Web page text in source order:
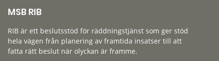
MSB RIB
RIB är ett beslutsstöd för räddningstjänst som ger stöd
hela vägen från planering av framtida insatser till att
fatta rätt beslut när olyckan är framme.